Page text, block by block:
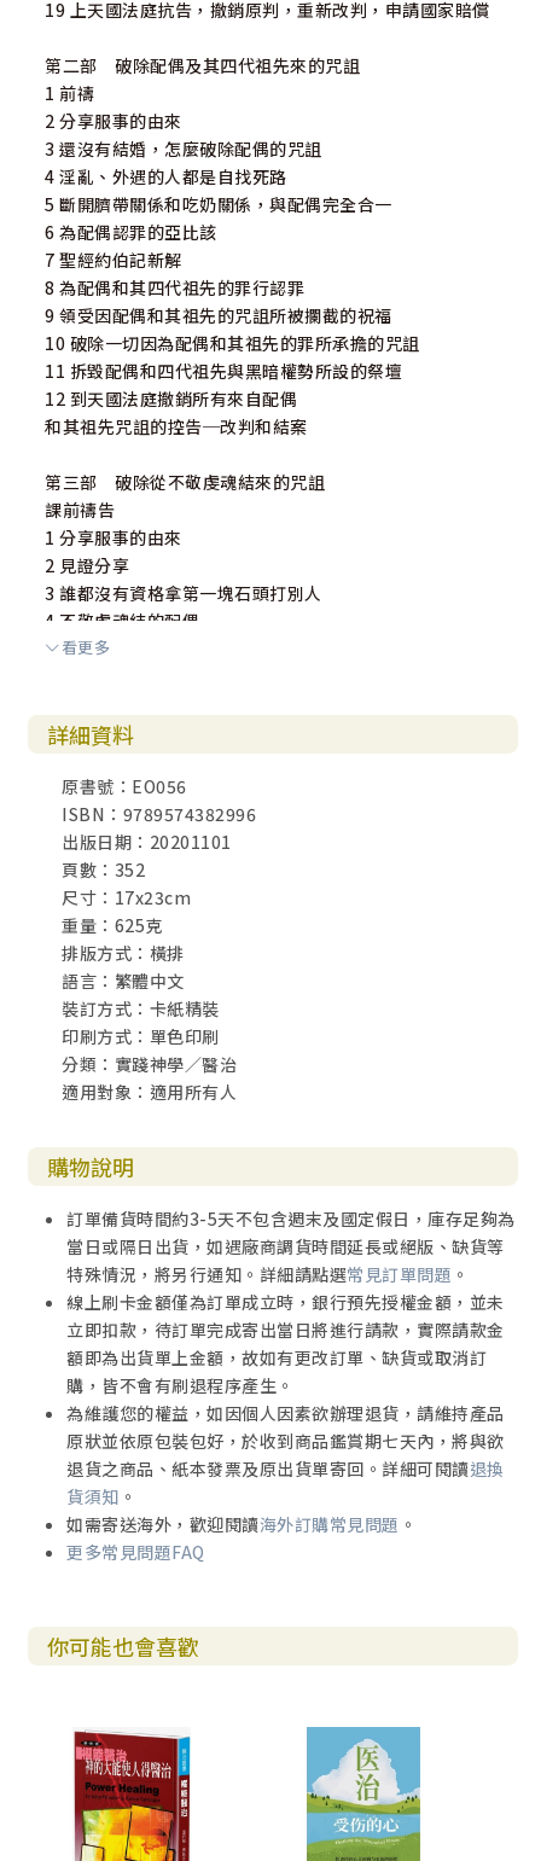
19 上天國法庭抗告，撤銷原判，重新改判，申請國家賠償
第二部 破除配偶及其四代祖先來的咒詛
1 前禱
2 分享服事的由來
3 還沒有結婚，怎麼破除配偶的咒詛
4 淫亂、外遇的人都是自找死路
5 斷開臍帶關係和吃奶關係，與配偶完全合一
6 為配偶認罪的亞比該
7 聖經約伯記新解
8 為配偶和其四代祖先的罪行認罪
9 領受因配偶和其祖先的咒詛所被攔截的祝福
10 破除一切因為配偶和其祖先的罪所承擔的咒詛
11 拆毀配偶和四代祖先與黑暗權勢所設的祭壇
12 到天國法庭撤銷所有來自配偶
和其祖先咒詛的控告─改判和結案
第三部 破除從不敬虔魂結來的咒詛
課前禱告
1 分享服事的由來
2 見證分享
3 誰都沒有資格拿第一塊石頭打別人
4 不敬虔魂結的配偶
5 靈魂體的淫亂
8 驅逐狐媚的靈
9 為靈魂體的淫亂認罪禱告
10 約沙法上天國法庭抗告有理，神介入出手相挺
11 為不敬虔魂結之人及其四代祖先認罪
12 領受因其不敬虔魂結之人及四代祖先連結的罪
所攔阻的所有祝福
13 破除因其不敬虔魂結之人及四代祖先
所帶下咒詛的追討權
14 拆除與不敬虔魂結之人及其祖先與黑暗權勢祭壇的連結
15 到天國法庭撤銷撒但的控告，重新翻案，改判與補還
第四部 為城市國家破除咒詛
1 分享服事的由來
2 用破除歷代祖先咒詛的代禱實例
4 基督耶穌大祭司已經獻上自己無瑕疵的寶血
5 為國家的前四個朝代─宋元明清代禱
7 滅命使者不會挨近為城市代禱嘆息哀哭的人
8 換上祭司禮服
9 先打轄制全世界的巴比倫大淫婦
10 為居住地的城市和國家認罪代禱
11 為祖籍的城市和國家認罪代禱
12 為祖籍國家的前四（朝）代認罪代禱
13 為耶路撒冷城及以色列認罪代禱
14 為全地認罪代禱
15 為居住地及祖籍的城市國家、
耶路撒冷城及以色列，和全地領受祝福
16 為居住地及祖籍的城市國家、
耶路撒冷城及以色列，和全地破除咒詛
17 拆除城市國家的前四代、
18 上天國法庭，寶血塗抹，撤銷控告
看更多
詳細資料
原書號：EO056
ISBN：9789574382996
出版日期：20201101
頁數：352
尺寸：17x23cm
重量：625克
排版方式：橫排
語言：繁體中文
裝訂方式：卡紙精裝
印刷方式：單色印刷
分類：實踐神學／醫治
適用對象：適用所有人
購物說明
訂單備貨時間約3-5天不包含週末及國定假日，庫存足夠為
當日或隔日出貨，如遇廠商調貨時間延長或絕版、缺貨等
特殊情況，將另行通知。詳細請點選常見訂單問題 。
線上刷卡金額僅為訂單成立時，銀行預先授權金額，並未
立即扣款，待訂單完成寄出當日將進行請款，實際請款金
額即為出貨單上金額，故如有更改訂單、缺貨或取消訂
購，皆不會有刷退程序產生。
為維護您的權益，如因個人因素欲辦理退貨，請維持產品
原狀並依原包裝包好，於收到商品鑑賞期七天內，將與欲
退貨之商品、紙本發票及原出貨單寄回。詳細可閱讀退換
貨須知 。
如需寄送海外，歡迎閱讀海外訂購常見問題 。
更多常見問題FAQ
你可能也會喜歡